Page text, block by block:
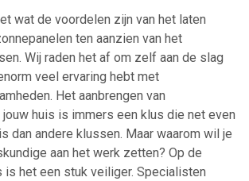
wat de voordelen zijn van het laten
ten aanzien van het
Wij raden het af om zelf aan de slag
veel ervaring hebt met
Het aanbrengen van
huis is immers een klus die net even
dan andere klussen. Maar waarom wil je
aan het werk zetten? Op de
het een stuk veiliger. Specialisten